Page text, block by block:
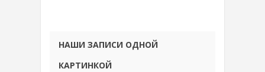
НАШИ ЗАПИСИ ОДНОЙ
КАРТИНКОЙ